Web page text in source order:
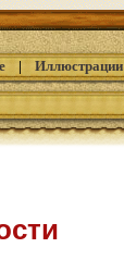
| Иллюстрации